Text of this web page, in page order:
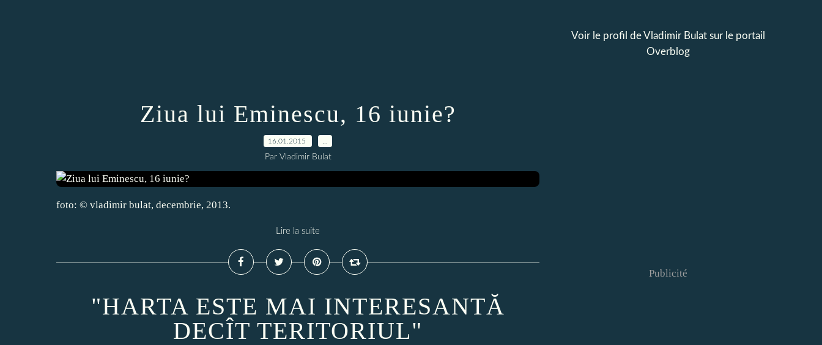
Ziua lui Eminescu, 16 iunie?
16.01.2015
Par Vladimir Bulat
foto: © vladimir bulat, decembrie, 2013.
Lire la suite
"HARTA ESTE MAI INTERESANTĂ
DECÎT TERITORIUL"
Voir le profil deVladimir Bulatsur le portail
Overblog
Publicité